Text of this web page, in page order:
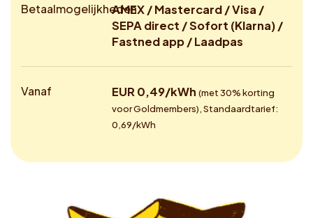
BetaalmogelijkhedenAMEX / Mastercard / Visa /
SEPA direct / Sofort (Klarna) /
Fastned app / Laadpas
Vanaf EUR 0,49/kWh (met 30% korting
voor Goldmembers), Standaardtarief:
0,69/kWh